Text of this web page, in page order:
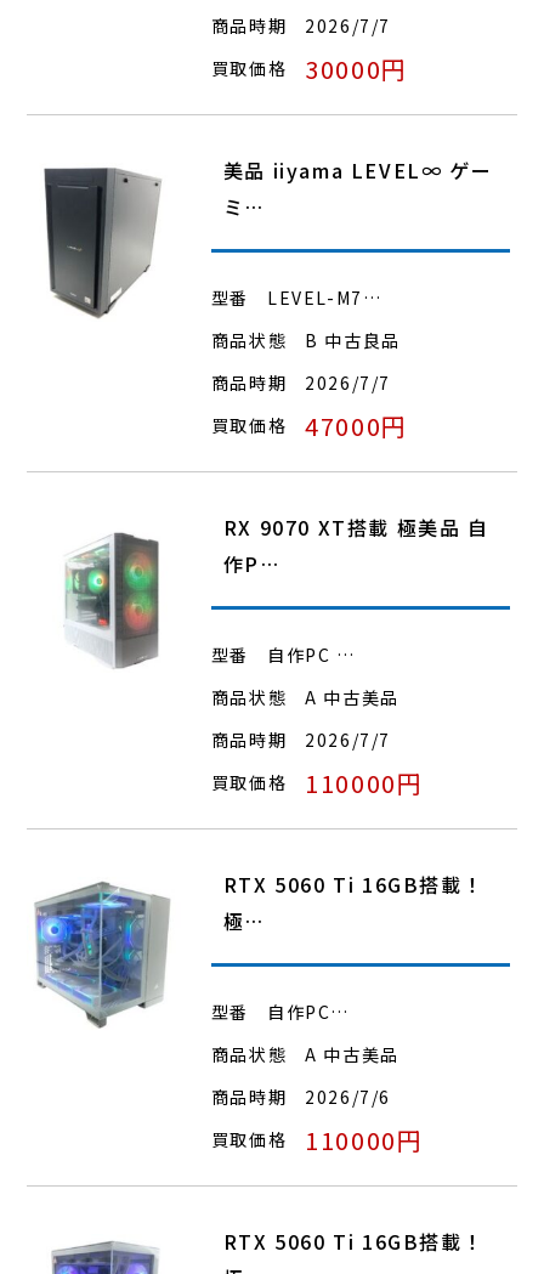
商品時期
2026/7/7
買取価格
30000円
美品 iiyama LEVEL∞ ゲー
ミ…
型番
LEVEL-M7…
商品状態
B 中古良品
商品時期
2026/7/7
買取価格
47000円
RX 9070 XT搭載 極美品 自
作P…
型番
自作PC …
商品状態
A 中古美品
商品時期
2026/7/7
買取価格
110000円
RTX 5060 Ti 16GB搭載！
極…
型番
自作PC…
商品状態
A 中古美品
商品時期
2026/7/6
買取価格
110000円
RTX 5060 Ti 16GB搭載！